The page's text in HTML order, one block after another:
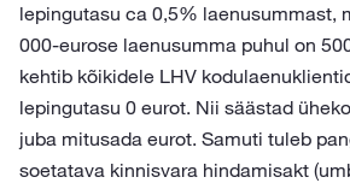
lepingutasu ca 0,5% laenusummast,
000-eurose laenusumma puhul on
kehtib kõikidele LHV
lepingutasu 0 eurot. Nii säästad
juba mitusada eurot. Samuti tuleb
soetatava kinnisvara hindamisakt